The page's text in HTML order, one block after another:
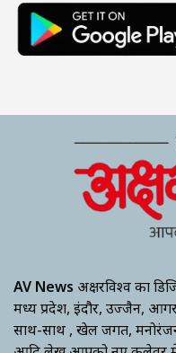
AV News अक्षरविश्व का
मध्य प्रदेश, इंदौर, उज्जैन,
साथ-साथ , खेल जगत,